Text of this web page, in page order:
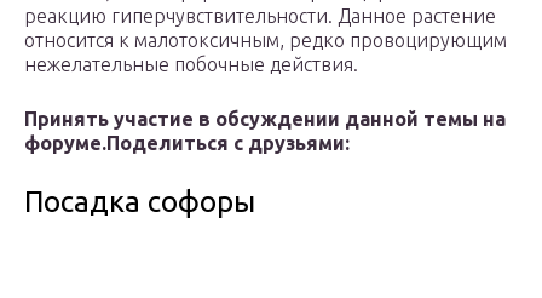
реакцию гиперчувствительности. Данное растение
относится к малотоксичным, редко провоцирующим
нежелательные побочные действия.
Принять участие в обсуждении данной темы на
форуме.Поделиться с друзьями:
Посадка софоры